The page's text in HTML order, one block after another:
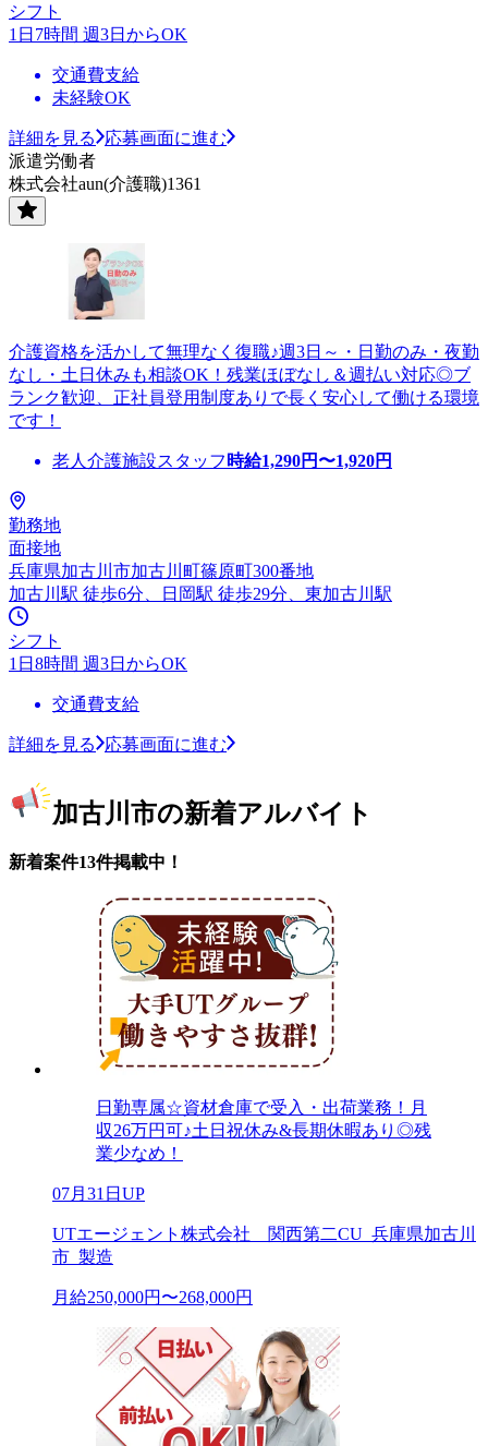
シフト
1日7時間 週3日からOK
交通費支給
未経験OK
詳細を見る
応募画面に進む
派遣労働者
株式会社aun(介護職)1361
介護資格を活かして無理なく復職♪週3日～・日勤のみ・夜勤
なし・土日休みも相談OK！残業ほぼなし＆週払い対応◎ブ
ランク歓迎、正社員登用制度ありで長く安心して働ける環境
です！
老人介護施設スタッフ 時給1,290円〜1,920円
勤務地
面接地
兵庫県加古川市加古川町篠原町300番地
加古川駅 徒歩6分、日岡駅 徒歩29分、東加古川駅
シフト
1日8時間 週3日からOK
交通費支給
詳細を見る 応募画面に進む
加古川市の新着アルバイト
新着案件13件掲載中！
日勤専属☆資材倉庫で受入・出荷業務！月
収26万円可♪土日祝休み&長期休暇あり◎残
業少なめ！
07月31日UP
UTエージェント株式会社 関西第二CU_兵庫県加古川
市_製造
月給250,000円〜268,000円